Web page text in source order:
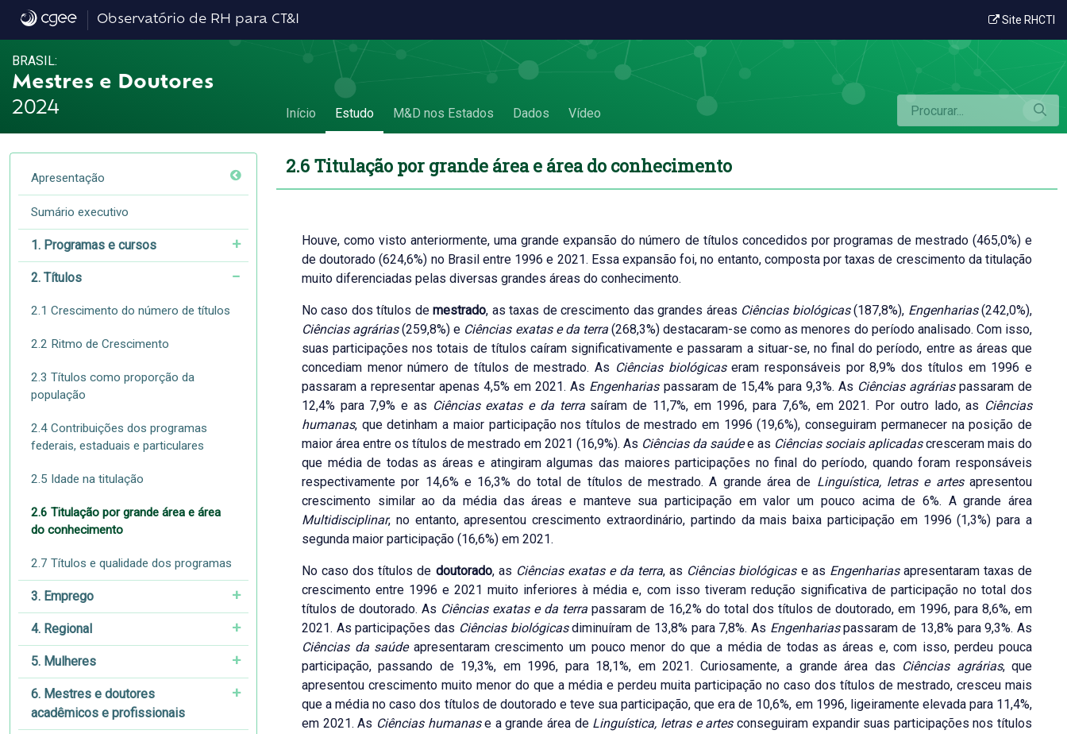
2.6 Titulação por grande área e área do conhecimento - 2.6 Titulação por grande área e área do conhecimento
Observatório de RH para CT&I Site RHCTI
BRASIL:
Mestres e Doutores
2024
Início Estudo M&D nos Estados Dados Vídeo
Apresentação
Sumário executivo
1. Programas e cursos
2. Títulos
2.1 Crescimento do número de títulos
2.2 Ritmo de Crescimento
2.3 Títulos como proporção da
população
2.4 Contribuições dos programas
federais, estaduais e particulares
2.5 Idade na titulação
2.6 Titulação por grande área e área
do conhecimento
2.7 Títulos e qualidade dos programas
3. Emprego
4. Regional
5. Mulheres
6. Mestres e doutores
acadêmicos e profissionais
2.6 Titulação por grande área e área do conhecimento
Houve, como visto anteriormente, uma grande expansão do número de títulos concedidos por programas de mestrado (465,0%) e
de doutorado (624,6%) no Brasil entre 1996 e 2021. Essa expansão foi, no entanto, composta por taxas de crescimento da titulação
muito diferenciadas pelas diversas grandes áreas do conhecimento.
No caso dos títulos demestrado, as taxas de crescimento das grandes áreas Ciências biológicas(187,8%), Engenharias(242,0%),
Ciências agrárias(259,8%) e Ciências exatas e da terra(268,3%) destacaram-se como as menores do período analisado. Com isso,
suas participações nos totais de títulos caíram significativamente e passaram a situar-se, no final do período, entre as áreas que
concediam menor número de títulos de mestrado. As Ciências biológicaseram responsáveis por 8,9% dos títulos em 1996 e
passaram a representar apenas 4,5% em 2021. As Engenhariaspassaram de 15,4% para 9,3%. As Ciências agráriaspassaram de
12,4% para 7,9% e as Ciências exatas e da terrasaíram de 11,7%, em 1996, para 7,6%, em 2021. Por outro lado, as Ciências
humanas, que detinham a maior participação nos títulos de mestrado em 1996 (19,6%), conseguiram permanecer na posição de
maior área entre os títulos de mestrado em 2021 (16,9%). As Ciências da saúdee as Ciências sociais aplicadascresceram mais do
que média de todas as áreas e atingiram algumas das maiores participações no final do período, quando foram responsáveis
respectivamente por 14,6% e 16,3% do total de títulos de mestrado. A grande área de Linguística, letras e artesapresentou
crescimento similar ao da média das áreas e manteve sua participação em valor um pouco acima de 6%. A grande área
Multidisciplinar, no entanto, apresentou crescimento extraordinário, partindo da mais baixa participação em 1996 (1,3%) para a
segunda maior participação (16,6%) em 2021.
No caso dos títulos de doutorado, as Ciências exatas e da terra, as Ciências biológicase as Engenhariasapresentaram taxas de
crescimento entre 1996 e 2021 muito inferiores à média e, com isso tiveram redução significativa de participação no total dos
títulos de doutorado. As Ciências exatas e da terra passaram de 16,2% do total dos títulos de doutorado, em 1996, para 8,6%, em
2021. As participações das Ciências biológicasdiminuíram de 13,8% para 7,8%. As Engenhariaspassaram de 13,8% para 9,3%. As
Ciências da saúdeapresentaram crescimento um pouco menor do que a média de todas as áreas e, com isso, perdeu pouca
participação, passando de 19,3%, em 1996, para 18,1%, em 2021. Curiosamente, a grande área das Ciências agrárias, que
apresentou crescimento muito menor do que a média e perdeu muita participação no caso dos títulos de mestrado, cresceu mais
que a média no caso dos títulos de doutorado e teve sua participação, que era de 10,6%, em 1996, ligeiramente elevada para 11,4%,
em 2021. As Ciências humanase a grande área de Linguística, letras e artesconseguiram expandir suas participações nos títulos